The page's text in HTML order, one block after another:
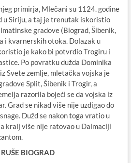
primirja, Mlečani su 1124. godine
u Siriju, a taj je trenutak iskoristio
gradove (Biograd, Šibenik,
i kvarnerskih otoka. Dolazak u
je kako bi potvrdio Trogiru i
Po povratku dužda Dominika
Svete zemlje, mletačka vojska je
Split, Šibenik i Trogir, a
razorila bojeći se da vojska iz
Grad se nikad više nije uzdigao do
Dužd se nakon toga vratio u
kralj više nije ratovao u Dalmaciji
BIOGRAD